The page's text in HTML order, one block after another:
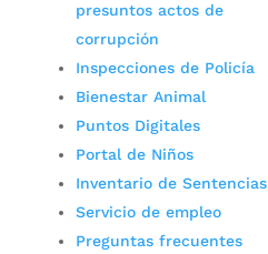
presuntos actos de
corrupción
Inspecciones de Policía
Bienestar Animal
Puntos Digitales
Portal de Niños
Inventario de Sentencias
Servicio de empleo
Preguntas frecuentes